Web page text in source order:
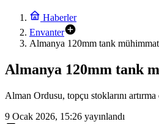
Haberler
Envanter
Almanya 120mm tank
Almanya 120mm tank
Alman Ordusu, topçu stoklarını
9 Ocak 2026, 15:26 yayınlandı